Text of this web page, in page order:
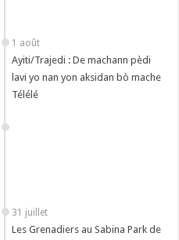
1 août
Ayiti/Trajedi : De machann pèdi
lavi yo nan yon aksidan bò mache
Télélé
31 juillet
Les Grenadiers au Sabina Park de